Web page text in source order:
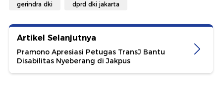
gerindra dki dprd dki jakarta
Artikel Selanjutnya
Pramono Apresiasi Petugas TransJ Bantu
Disabilitas Nyeberang di Jakpus